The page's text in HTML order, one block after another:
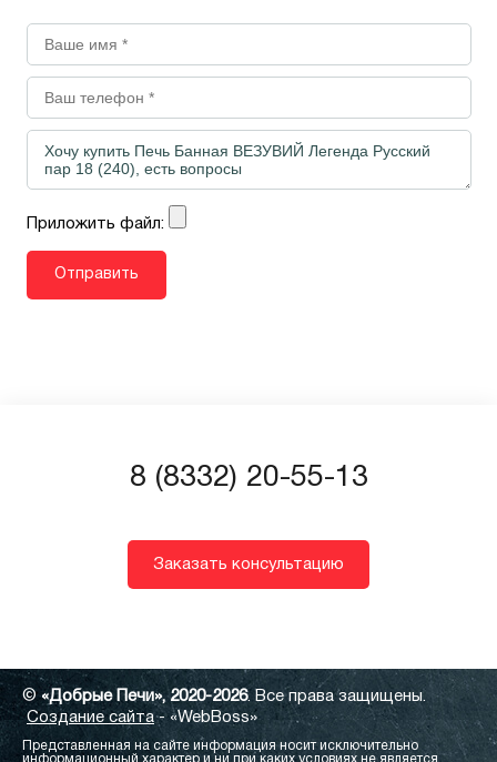
Приложить файл:
8 (8332) 20-55-13
Заказать консультацию
©«Добрые Печи», 2020-2026. Все права защищены.
Создание сайта- «WebBoss»
Представленная на сайте информация носит исключительно
информационный характер и ни при каких условиях не является